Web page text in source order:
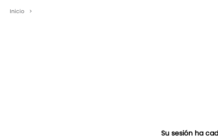
Inicio >
Su sesión ha